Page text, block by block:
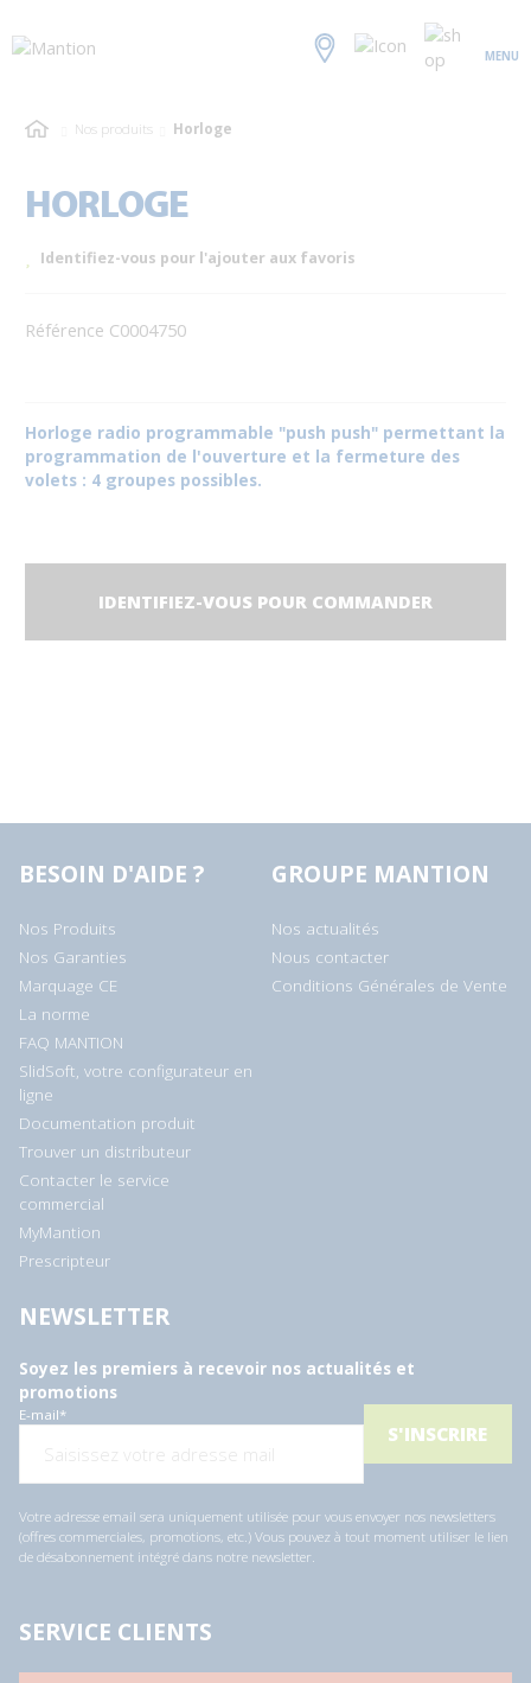
MENU
Nos produits Horloge
HORLOGE
Identifiez-vous pour l'ajouter aux favoris
Référence C0004750
Horloge radio programmable "push push" permettant la
programmation de l'ouverture et la fermeture des
volets : 4 groupes possibles.
IDENTIFIEZ-VOUS POUR COMMANDER
BESOIN D'AIDE ?
Nos Produits
Nos Garanties
Marquage CE
La norme
FAQ MANTION
SlidSoft, votre configurateur en
ligne
Documentation produit
Trouver un distributeur
Contacter le service
commercial
MyMantion
Prescripteur
GROUPE MANTION
Nos actualités
Nous contacter
Conditions Générales de Vente
NEWSLETTER
Soyez les premiers à recevoir nos actualités et
promotions
E-mail*
Votre adresse email sera uniquement utilisée pour vous envoyer nos newsletters
(offres commerciales, promotions, etc.) Vous pouvez à tout moment utiliser le lien
de désabonnement intégré dans notre newsletter.
SERVICE CLIENTS